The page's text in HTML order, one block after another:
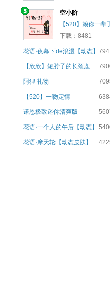
空小阶
【520】赖你一辈
下载：8481
花语·夜幕下de浪漫【动态】
【欣欣】短脖子的长颈鹿
阿狸 礼物
【520】一吻定情
诺恩极致迷你清爽版
花语·一个人的午后【动态】
花语·摩天轮【动态皮肤】